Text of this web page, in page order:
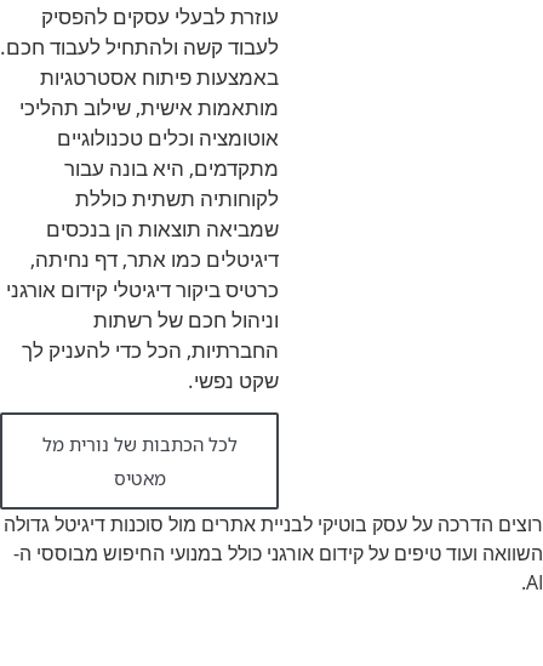
עוזרת לבעלי עסקים להפסיק
לעבוד קשה ולהתחיל לעבוד חכם.
באמצעות פיתוח אסטרטגיות
מותאמות אישית, שילוב תהליכי
אוטומציה וכלים טכנולוגיים
מתקדמים, היא בונה עבור
לקוחותיה תשתית כוללת
שמביאה תוצאות הן בנכסים
דיגיטלים כמו אתר, דף נחיתה,
כרטיס ביקור דיגיטלי קידום אורגני
וניהול חכם של רשתות
החברתיות, הכל כדי להעניק לך
שקט נפשי.
לכל הכתבות של נורית מל
מאטיס
רוצים הדרכה על עסק בוטיקי לבניית אתרים מול סוכנות דיגיטל גדולה
השוואה ועוד טיפים על קידום אורגני כולל במנועי החיפוש מבוססי ה-
AI.